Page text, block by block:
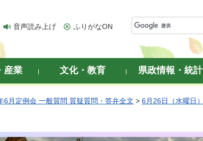
音声読み上げ ふりがなON
産業 文化・教育 県政情報・統計
6月定例会 一般質問 質疑質問・答弁全文 > 6月26日（水曜日）